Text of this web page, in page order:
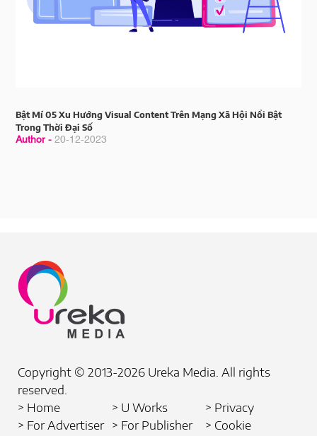
Bật Mí 05 Xu Hướng Visual Content Trên Mạng Xã Hội Nổi Bật
Trong Thời Đại Số
Author -20-12-2023
Copyright © 2013-2026 Ureka Media. All rights
reserved.
> Home
> U Works
> Privacy
> For Advertiser > For Publisher
> Cookie